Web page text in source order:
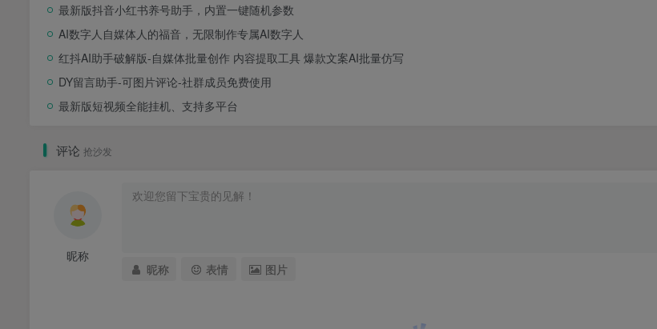
最新版抖音小红书养号助手，内置一键随机参数
AI数字人自媒体人的福音，无限制作专属AI数字人
红抖AI助手破解版-自媒体批量创作 内容提取工具 爆款文案AI批量仿写
DY留言助手-可图片评论-社群成员免费使用
最新版短视频全能挂机、支持多平台
评论 抢沙发
昵称
昵称 表情 图片